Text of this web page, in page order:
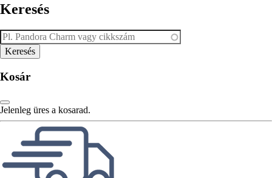
Keresés
Kosár
Jelenleg üres a kosarad.